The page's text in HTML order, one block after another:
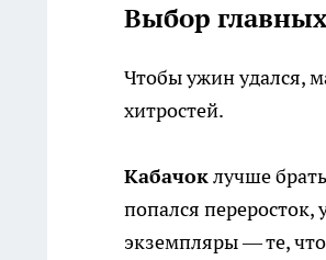
Выбор
Чтобы ужин удался,
хитростей.
Кабачоклучше
попался
экземпляры — те,